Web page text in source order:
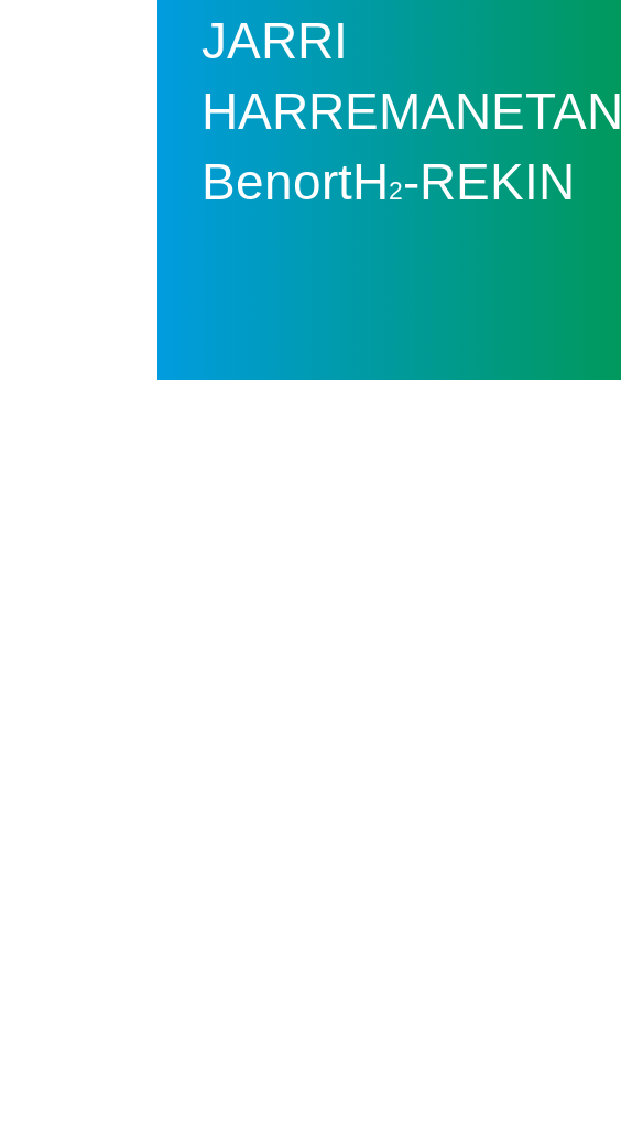
JARRI
HARREMANETAN
BenortH2-REKIN